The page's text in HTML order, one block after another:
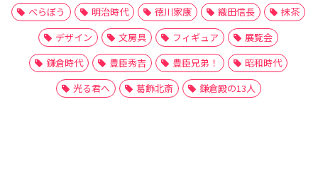
べらぼう
明治時代 徳川家康 織田信長
抹茶
デザイン
文房具 フィギュア
展覧会
鎌倉時代
豊臣秀吉 豊臣兄弟！
昭和時代
光る君へ
葛飾北斎 鎌倉殿の13人